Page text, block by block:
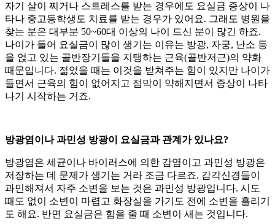
자기 살이 찌거나 스트레스를 받는 경우에도 요실금 증상이 나
타나 중고등학생도 치료를 받는 경우가 있어요. 그래도 병원을
찾는 분은 대부분 50~60대 이상의 나이 드신 분이 많긴 하죠.
나이가 들어 요실금이 많이 생기는 이유는 방광, 자궁, 난소 등
을 얹고 있는 골반장기들을 지탱하는 근육(골반저근)의 약화
때문입니다. 젊었을 때는 이것을 받쳐주는 힘이 있지만 나이가
들면서 근육의 힘이 없어지고 점막이 약해지면서 증상이 나타
나기 시작하는 거죠.
방광염이나 과민성 방광이 요실금과 관계가 있나요?
방광염은 세균이나 바이러스에 의한 감염이고 과민성 방광은
저장하는 데 문제가 생기는 거라 조금 다르죠. 감각신경들이
과민해져서 자주 소변을 보는 것은 과민성 방광입니다. 시도
때도 없이 소변이 마렵고 화장실을 가기도 전에 소변을 흘리기
도 해요. 반면 요실금은 힘을 줄 때 소변이 새는 것입니다.